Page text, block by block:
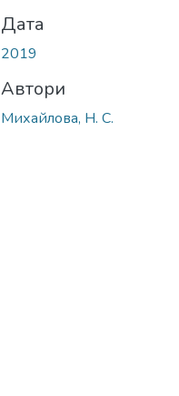
Дата
2019
Автори
Михайлова, Н. С.